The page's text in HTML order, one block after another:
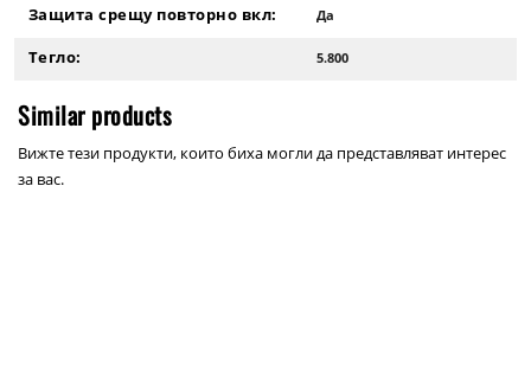
Защита срещу повторно вкл: Да
Тегло: 5.800
Similar products
Вижте тези продукти, които биха могли да представляват интерес
за вас.